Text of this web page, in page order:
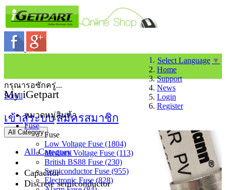
Select Language ▼
Home
Support
News
Login
Register
My iGetpart
เข้าสู่ระบบสมัครสมาชิก
All Category
All Category
Capacitor
Discrete semiconductor
กรุณารอซักครู่...
Scroll
หมวดหมู่สินค้า
Fuse
Fuse
Low Voltage Fuse (1804)
Medium Voltage Fuse (113)
British BS88 Fuse (230)
Semiconductor Fuse (955)
Electronic Fuse (828)